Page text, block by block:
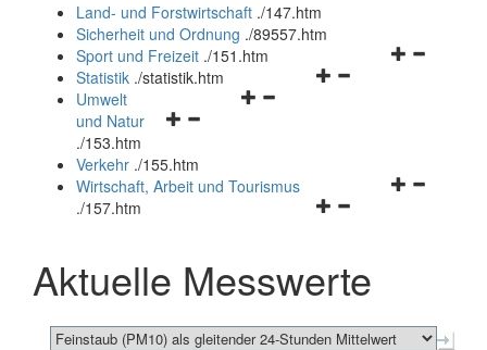
und
schließen
Land- und Forstwirtschaft ./147.htm
Sicherheit und Ordnung ./89557.htm
Navigationsmenü
Sport und Freizeit ./151.htm
Navigationsmenü
Statistik ./statistik.htm
Navigationsmenü
und
schließen
Umwelt
und Natur
./153.htm
Verkehr ./155.htm
Navigationsmenü
schließen
Wirtschaft, Arbeit und Tourismus
./157.htm
Aktuelle Messwerte